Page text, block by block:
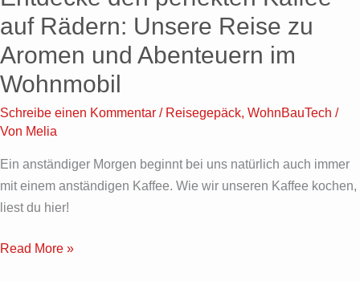
auf Rädern: Unsere Reise zu
Aromen und Abenteuern im
Wohnmobil
Schreibe einen Kommentar / Reisegepäck, WohnBauTech /
Von Melia
Ein anständiger Morgen beginnt bei uns natürlich auch immer
mit einem anständigen Kaffee. Wie wir unseren Kaffee kochen,
liest du hier!
Kaffee
auf
Rädern:
Unsere
zu
und
Abenteuern
im
Read More »